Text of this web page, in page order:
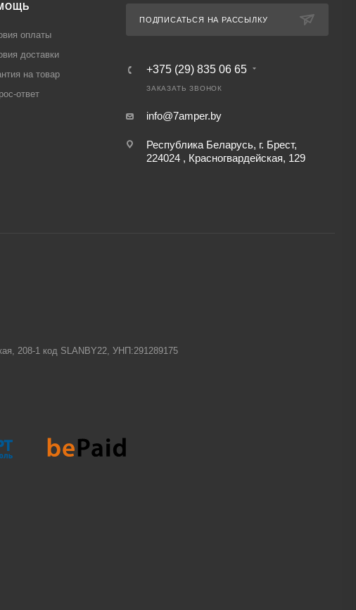
оплаты
доставки
на товар
ответ
ПОДПИСАТЬСЯ НА РАССЫЛКУ
+375 (29) 835 06 65
ЗАКАЗАТЬ ЗВОНОК
info@7amper.by
Республика Беларусь, г. Брест,
224024 , Красногвардейская, 129
208-1 код SLANBY22, УНП:291289175